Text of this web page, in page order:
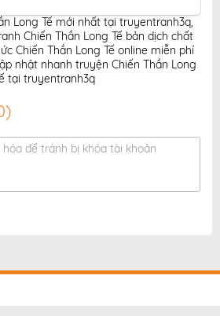
Long Tế mới nhất tại truyentranh3q,
Chiến Thần Long Tế bản dịch chất
Chiến Thần Long Tế online miễn phí
nhật nhanh truyện Chiến Thần Long
tại truyentranh3q
)
để tránh bị khóa tài khoản